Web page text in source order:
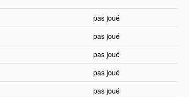
pas joué
pas joué
pas joué
pas joué
pas joué